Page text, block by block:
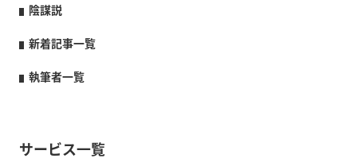
陰謀説
新着記事一覧
執筆者一覧
サービス一覧